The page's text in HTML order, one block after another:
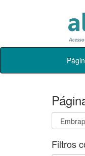
Skip
Filtros